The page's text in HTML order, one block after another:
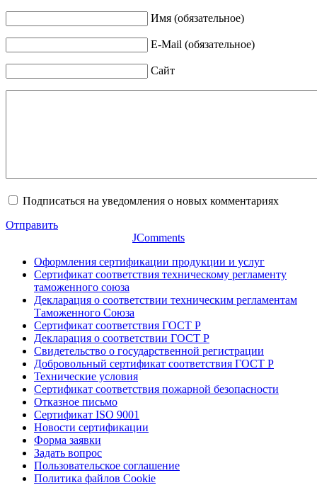
Имя (обязательное)
E-Mail (обязательное)
Сайт
Подписаться на уведомления о новых комментариях
Отправить
JComments
Оформления сертификации продукции и услуг
Сертификат соответствия техническому регламенту
таможенного союза
Декларация о соответствии техническим регламентам
Таможенного Союза
Сертификат соответствия ГОСТ Р
Декларация о соответствии ГОСТ Р
Свидетельство о государственной регистрации
Добровольный сертификат соответствия ГОСТ Р
Технические условия
Сертификат соответствия пожарной безопасности
Отказное письмо
Сертификат ISO 9001
Новости сертификации
Форма заявки
Задать вопрос
Пользовательское соглашение
Политика файлов Cookie